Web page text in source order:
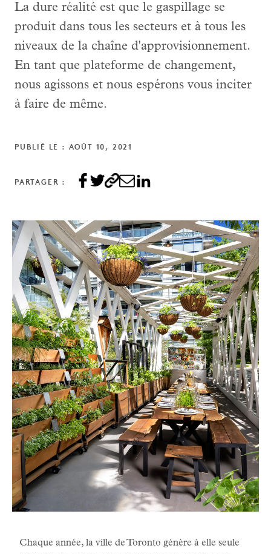
La dure réalité est que le gaspillage se
produit dans tous les secteurs et à tous les
niveaux de la chaîne d'approvisionnement.
En tant que plateforme de changement,
nous agissons et nous espérons vous inciter
à faire de même.
PUBLIÉ LE : AOÛT 10, 2021
PARTAGER :
Chaque année, la ville de Toronto génère à elle seule